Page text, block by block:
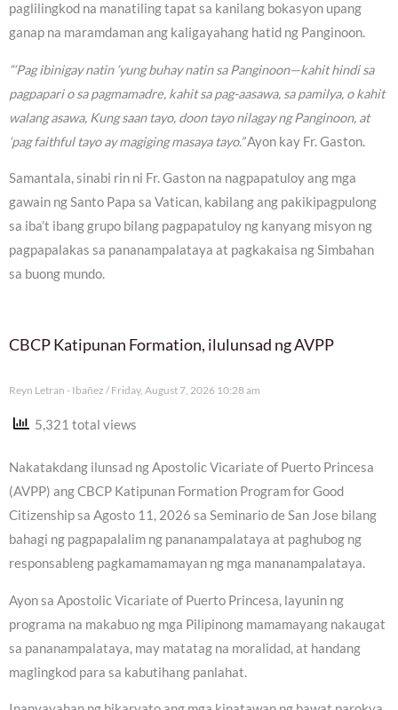
paglilingkod na manatiling tapat sa kanilang bokasyon upang
ganap na maramdaman ang kaligayahang hatid ng Panginoon.
“‘Pag ibinigay natin ‘yung buhay natin sa Panginoon—kahit hindi sa
pagpapari o sa pagmamadre, kahit sa pag-aasawa, sa pamilya, o kahit
walang asawa, Kung saan tayo, doon tayo nilagay ng Panginoon, at
‘pag faithful tayo ay magiging masaya tayo.”Ayon kay Fr. Gaston.
Samantala, sinabi rin ni Fr. Gaston na nagpapatuloy ang mga
gawain ng Santo Papa sa Vatican, kabilang ang pakikipagpulong
sa iba’t ibang grupo bilang pagpapatuloy ng kanyang misyon ng
pagpapalakas sa pananampalataya at pagkakaisa ng Simbahan
sa buong mundo.
CBCP Katipunan Formation, ilulunsad ng AVPP
Reyn Letran - Ibañez Friday, August 7, 2026 10:28 am
5,321 total views
Nakatakdang ilunsad ng Apostolic Vicariate of Puerto Princesa
(AVPP) ang CBCP Katipunan Formation Program for Good
Citizenship sa Agosto 11, 2026 sa Seminario de San Jose bilang
bahagi ng pagpapalalim ng pananampalataya at paghubog ng
responsableng pagkamamamayan ng mga mananampalataya.
Ayon sa Apostolic Vicariate of Puerto Princesa, layunin ng
programa na makabuo ng mga Pilipinong mamamayang nakaugat
sa pananampalataya, may matatag na moralidad, at handang
maglingkod para sa kabutihang panlahat.